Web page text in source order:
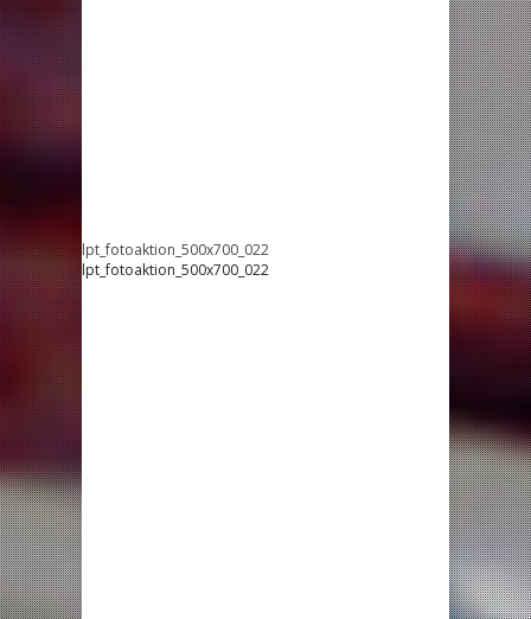
lpt_fotoaktion_500x700_022
lpt_fotoaktion_500x700_022